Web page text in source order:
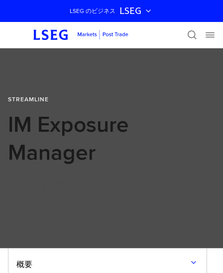
ナビゲーションをスキップ
LSEG のビジネス LSEG
STREAMLINE
IM Exposure
Manager
概要